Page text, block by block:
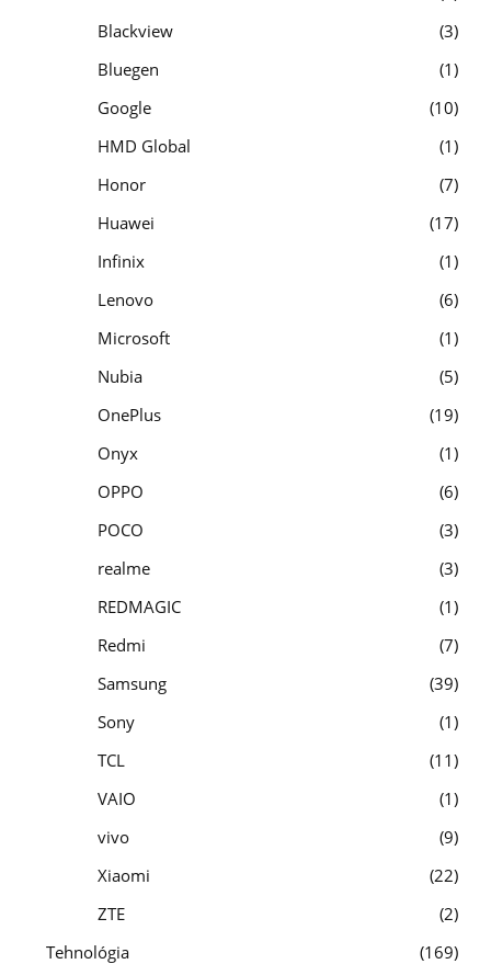
Blackview
3
Bluegen
1
Google
10
HMD Global
1
Honor
7
Huawei
17
Infinix
1
Lenovo
6
Microsoft
1
Nubia
5
OnePlus
19
Onyx
1
OPPO
6
POCO
3
realme
3
REDMAGIC
1
Redmi
7
Samsung
39
Sony
1
TCL
11
VAIO
1
vivo
9
Xiaomi
22
ZTE
2
Tehnológia
169